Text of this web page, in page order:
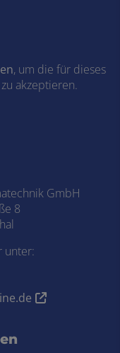
, um die für dieses
akzeptieren.
GmbH
8
unter: